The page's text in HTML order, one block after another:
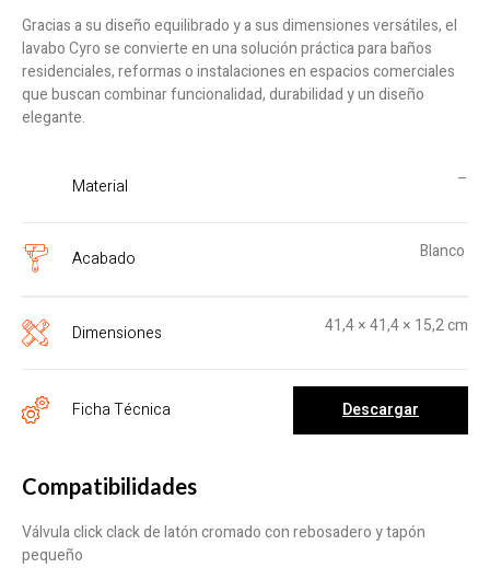
Gracias a su diseño equilibrado y a sus dimensiones versátiles, el
lavabo Cyro se convierte en una solución práctica para baños
residenciales, reformas o instalaciones en espacios comerciales
que buscan combinar funcionalidad, durabilidad y un diseño
elegante.
Material –
Acabado Blanco
Dimensiones 41,4 × 41,4 × 15,2 cm
Ficha Técnica Descargar
Compatibilidades
Válvula click clack de latón cromado con rebosadero y tapón
pequeño